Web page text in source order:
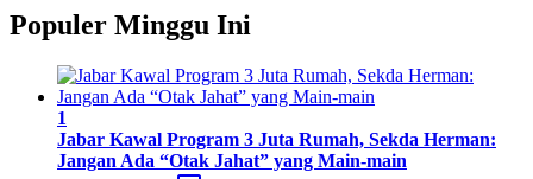
18
PSBS Biak
Populer Minggu Ini
1
Jabar Kawal Program 3 Juta Rumah, Sekda Herman:
Jangan Ada “Otak Jahat” yang Main-main